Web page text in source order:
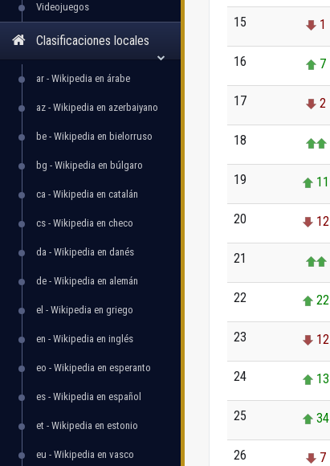
Videojuegos
Clasificaciones locales
ar - Wikipedia en árabe
az - Wikipedia en azerbaiyano
be - Wikipedia en bielorruso
bg - Wikipedia en búlgaro
ca - Wikipedia en catalán
cs - Wikipedia en checo
da - Wikipedia en danés
de - Wikipedia en alemán
el - Wikipedia en griego
en - Wikipedia en inglés
eo - Wikipedia en esperanto
es - Wikipedia en español
et - Wikipedia en estonio
eu - Wikipedia en vasco
15 1
16 7
17 2
18
19 11
20 12
21
22 22
23 12
24 13
25 34
26 7